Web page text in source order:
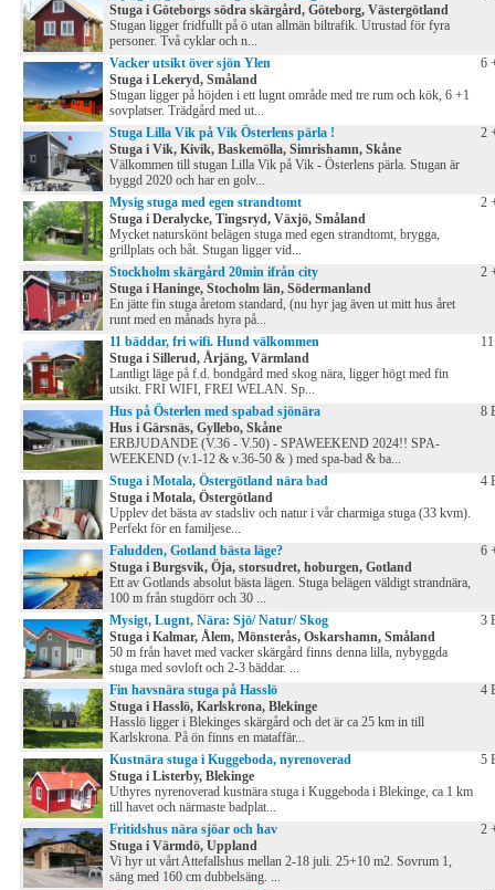
Stuga i Göteborgs södra skärgård, Göteborg, Västergötland
Stugan ligger fridfullt på ö utan allmän biltrafik. Utrustad för fyra
personer. Två cyklar och n...
Vacker utsikt över sjön Ylen
Stuga i Lekeryd, Småland
Stugan ligger på höjden i ett lugnt område med tre rum och kök, 6 +1
sovplatser. Trädgård med ut...
6
Stuga Lilla Vik på Vik Österlens pärla !
Stuga i Vik, Kivik, Baskemölla, Simrishamn, Skåne
Välkommen till stugan Lilla Vik på Vik - Österlens pärla. Stugan är
byggd 2020 och har en golv...
2
Mysig stuga med egen strandtomt
Stuga i Deralycke, Tingsryd, Växjö, Småland
Mycket naturskönt belägen stuga med egen strandtomt, brygga,
grillplats och båt. Stugan ligger vid...
2
Stockholm skärgård 20min ifrån city
Stuga i Haninge, Stocholm län, Södermanland
En jätte fin stuga åretom standard, (nu hyr jag även ut mitt hus året
runt med en månads hyra på...
2
11 bäddar, fri wifi. Hund välkommen
Stuga i Sillerud, Årjäng, Värmland
Lantligt läge på f.d. bondgård med skog nära, ligger högt med fin
utsikt. FRI WIFI, FREI WELAN. Sp...
Hus på Österlen med spabad sjönära
Hus i Gärsnäs, Gyllebo, Skåne
ERBJUDANDE (V.36 - V.50) - SPAWEEKEND 2024!! SPA-
WEEKEND (v.1-12 & v.36-50 & ) med spa-bad & ba...
8
Stuga i Motala, Östergötland nära bad
Stuga i Motala, Östergötland
Upplev det bästa av stadsliv och natur i vår charmiga stuga (33 kvm).
Perfekt för en familjese...
4
Faludden, Gotland bästa läge?
Stuga i Burgsvik, Öja, storsudret, hoburgen, Gotland
Ett av Gotlands absolut bästa lägen. Stuga belägen väldigt strandnära,
100 m från stugdörr och 30 ...
6
Mysigt, Lugnt, Nära: Sjö/ Natur/ Skog
Stuga i Kalmar, Ålem, Mönsterås, Oskarshamn, Småland
50 m från havet med vacker skärgård finns denna lilla, nybyggda
stuga med sovloft och 2-3 bäddar. ...
3
Fin havsnära stuga på Hasslö
Stuga i Hasslö, Karlskrona, Blekinge
Hasslö ligger i Blekinges skärgård och det är ca 25 km in till
Karlskrona. På ön finns en mataffär...
4
Kustnära stuga i Kuggeboda, nyrenoverad
Stuga i Listerby, Blekinge
Uthyres nyrenoverad kustnära stuga i Kuggeboda i Blekinge, ca 1 km
till havet och närmaste badplat...
5
Fritidshus nära sjöar och hav
Stuga i Värmdö, Uppland
Vi hyr ut vårt Attefallshus mellan 2-18 juli. 25+10 m2. Sovrum 1,
säng med 160 cm dubbelsäng. ...
2